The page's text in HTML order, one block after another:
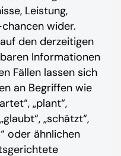
Leistung,
wider.
den derzeitigen
Informationen
Fällen lassen sich
an Begriffen wie
„plant“,
„schätzt“,
oder ähnlichen